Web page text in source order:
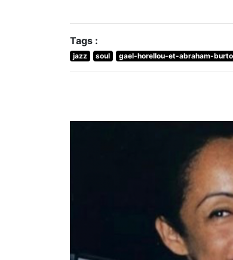
Tags :
jazz soul gael-horellou-et-abraham-